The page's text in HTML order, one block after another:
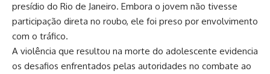
presídio do Rio de Janeiro. Embora o jovem não tivesse
participação direta no roubo, ele foi preso por envolvimento
com o tráfico.
A violência que resultou na morte do adolescente evidencia
os desafios enfrentados pelas autoridades no combate ao